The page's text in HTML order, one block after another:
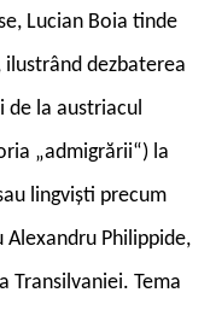
Lucian Boia tinde
dezbaterea
la austriacul
„admigrării“) la
lingviști precum
Alexandru Philippide,
Transilvaniei. Tema